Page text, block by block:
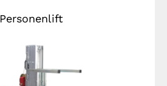
Personenlift